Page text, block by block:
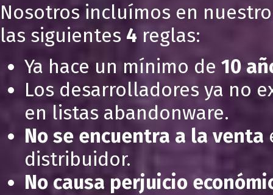
Nosotros incluímos en
las siguientes 4 reglas:
Ya hace un mínimo de 10
Los desarrolladores ya no
en listas abandonware.
No se encuentra a la venta
distribuidor.
No causa perjuicio